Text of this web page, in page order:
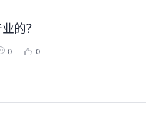
的？
0 0